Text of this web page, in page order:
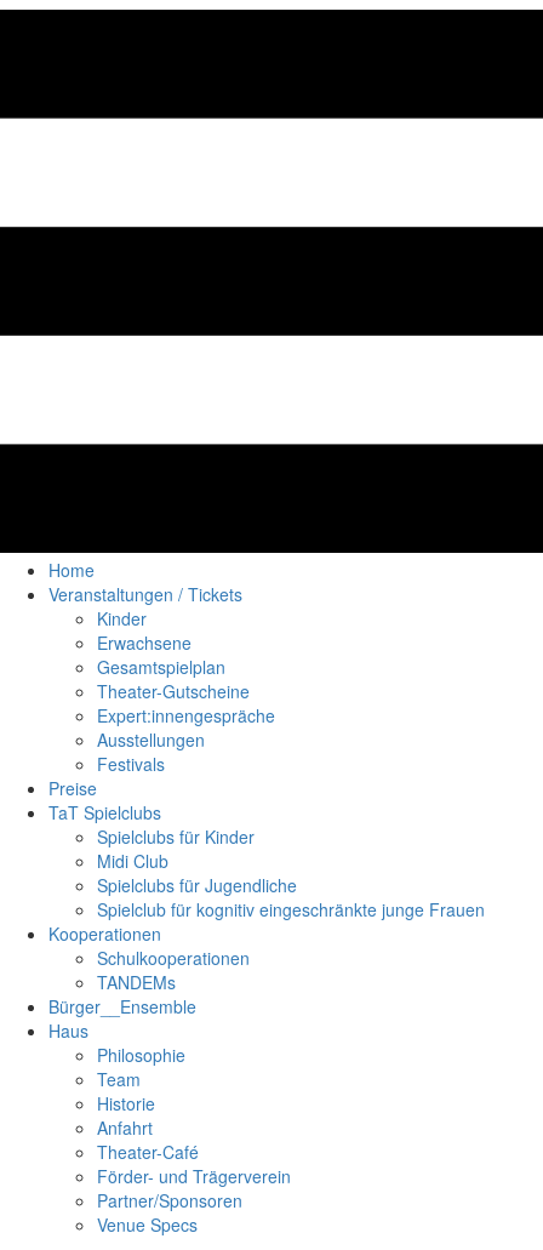
Home
Veranstaltungen / Tickets
Kinder
Erwachsene
Gesamtspielplan
Theater-Gutscheine
Expert:innengespräche
Ausstellungen
Festivals
Preise
TaT Spielclubs
Spielclubs für Kinder
Midi Club
Spielclubs für Jugendliche
Spielclub für kognitiv eingeschränkte junge Frauen
Kooperationen
Schulkooperationen
TANDEMs
Bürger__Ensemble
Haus
Philosophie
Team
Historie
Anfahrt
Theater-Café
Förder- und Trägerverein
Partner/Sponsoren
Venue Specs